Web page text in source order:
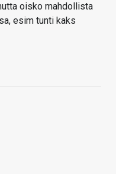
oisko mahdollista
esim tunti kaks